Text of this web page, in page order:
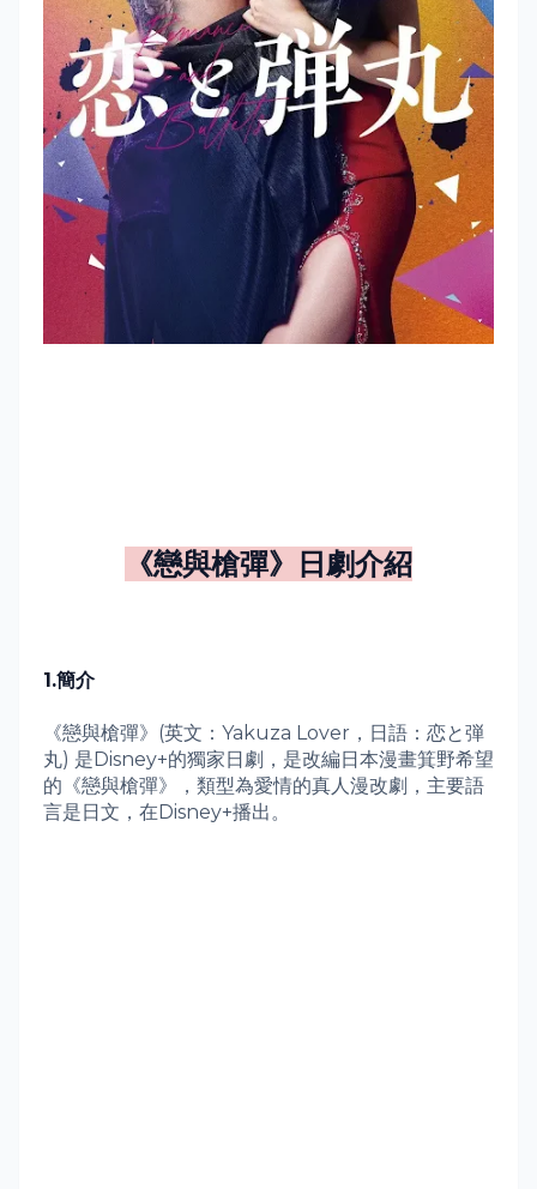
《戀與槍彈》日劇介紹
1.簡介
《戀與槍彈》 (英文： Yakuza Lover ，日語： 恋と弾
丸) 是 Disney+的獨家日劇， 是改編日本漫畫箕野希望
的《戀與槍彈》，類型為愛情的真人漫改劇 ，主要語
言是日文，在 Disney+播出。